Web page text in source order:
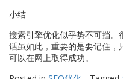
小结
搜索引擎优化似乎势不可挡。
话虽如此，重要的是要记住
可以在网上取得成功。